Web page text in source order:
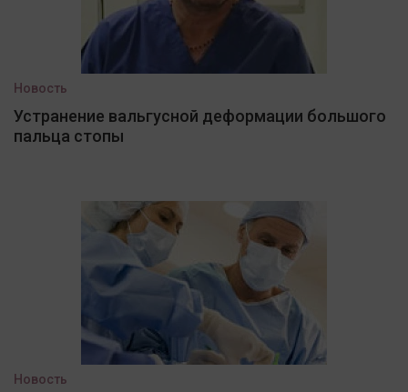
Новость
Устранение вальгусной деформации большого
пальца стопы
Новость